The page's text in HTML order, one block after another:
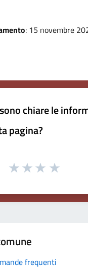
: 15 novembre
chiare le
pagina?
frequenti